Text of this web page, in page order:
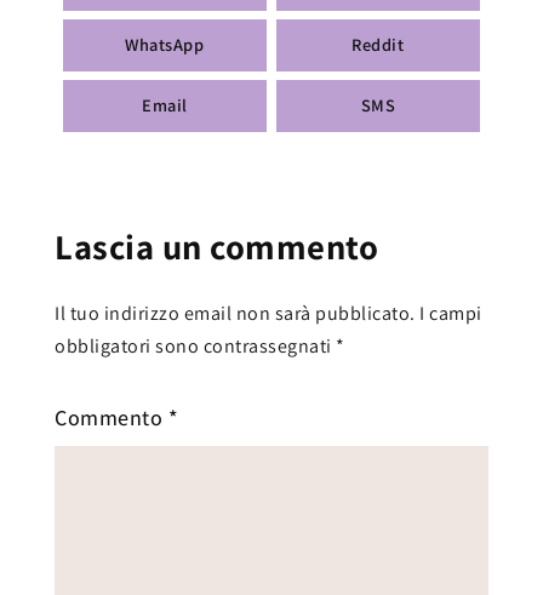
WhatsApp Reddit
Email SMS
Lascia un commento
Il tuo indirizzo email non sarà pubblicato. I campi
obbligatori sono contrassegnati *
Commento *